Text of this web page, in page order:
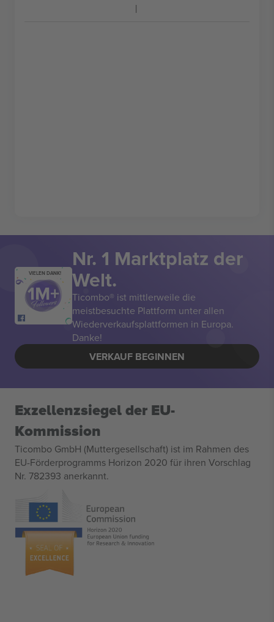
VIELEN DANK!
Nr. 1 Marktplatz der
Welt.
Ticombo® ist mittlerweile die
meistbesuchte Plattform unter allen
Wiederverkaufsplattformen in Europa.
Danke!
VERKAUF BEGINNEN
Exzellenzsiegel der EU-
Kommission
Ticombo GmbH (Muttergesellschaft) ist im Rahmen des
EU-Förderprogramms Horizon 2020 für ihren Vorschlag
Nr. 782393 anerkannt.